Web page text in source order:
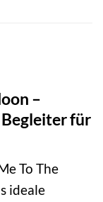
–
für
To The
ideale